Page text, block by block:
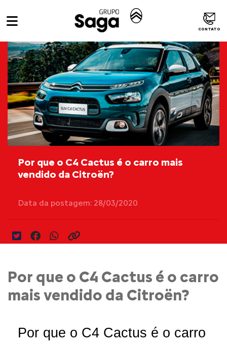
CONTATO
Por que o C4 Cactus é o carro mais
vendido da Citroën?
Data da postagem: 28/03/2020
Por que o C4 Cactus é o carro
mais vendido da Citroën?
Por que o C4 Cactus é o carro